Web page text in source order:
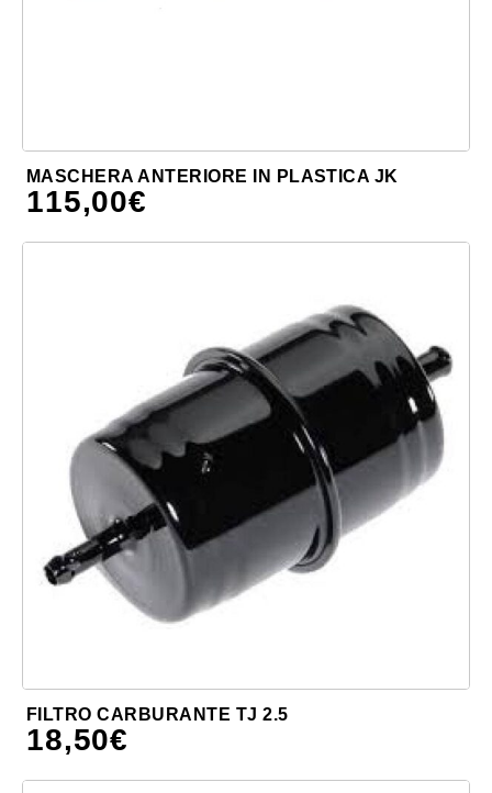
MASCHERA ANTERIORE IN PLASTICA JK
115,00€
FILTRO CARBURANTE TJ 2.5
18,50€